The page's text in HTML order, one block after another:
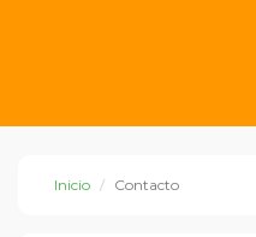
Inicio Contacto